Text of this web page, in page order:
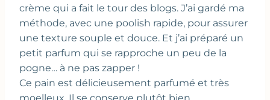
crème qui a fait le tour des blogs. J’ai gardé ma
méthode, avec une poolish rapide, pour assurer
une texture souple et douce. Et j’ai préparé un
petit parfum qui se rapproche un peu de la
pogne… à ne pas zapper !
Ce pain est délicieusement parfumé et très